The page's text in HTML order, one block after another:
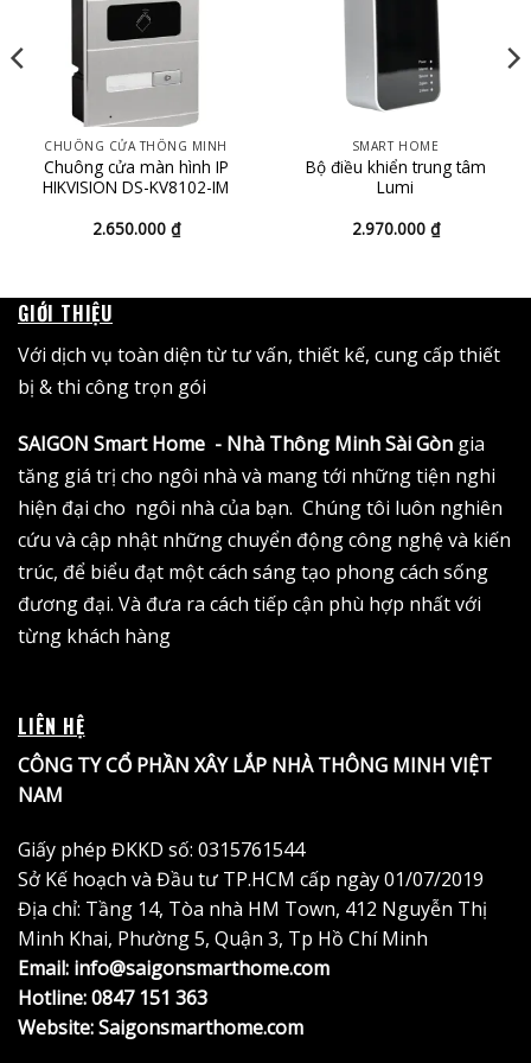
CHUÔNG CỬA THÔNG MINH
Chuông cửa màn hình IP
HIKVISION DS-KV8102-IM
2.650.000 ₫
SMART HOME
Bộ điều khiển trung tâm
Lumi
2.970.000 ₫
₫GIỚI THIỆU
Với dịch vụ toàn diện từ tư vấn, thiết kế, cung cấp thiết
bị & thi công trọn gói
SAIGON Smart Home - Nhà Thông Minh Sài Gòn gia
tăng giá trị cho ngôi nhà và mang tới những tiện nghi
hiện đại cho ngôi nhà của bạn. Chúng tôi luôn nghiên
cứu và cập nhật những chuyển động công nghệ và kiến
trúc, để biểu đạt một cách sáng tạo phong cách sống
đương đại. Và đưa ra cách tiếp cận phù hợp nhất với
từng khách hàng
LIÊN HỆ
CÔNG TY CỔ PHẦN XÂY LẮP NHÀ THÔNG MINH VIỆT
NAM
Giấy phép ĐKKD số: 0315761544
Sở Kế hoạch và Đầu tư TP.HCM cấp ngày 01/07/2019
Địa chỉ: Tầng 14, Tòa nhà HM Town, 412 Nguyễn Thị
Minh Khai, Phường 5, Quận 3, Tp Hồ Chí Minh
Email: info@saigonsmarthome.com
Hotline:0847 151 363
Website:Saigonsmarthome.com